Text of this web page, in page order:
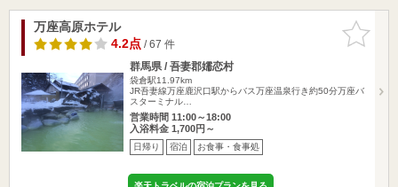
お気に入
りに追加
万座高原ホテル
4.2点/ 67 件
群馬県 / 吾妻郡嬬恋村
袋倉駅11.97km
JR吾妻線万座鹿沢口駅からバス万座温泉行き約50分万座バ
スターミナル…
営業時間 11:00～18:00
入浴料金 1,700円～
日帰り 宿泊 お食事・食事処